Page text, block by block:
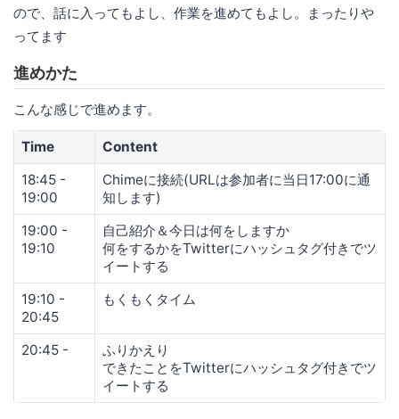
ので、話に入ってもよし、作業を進めてもよし。まったりや
ってます
進めかた
こんな感じで進めます。
Time
Content
18:45 -
19:00
Chimeに接続(URLは参加者に当日17:00に通
知します)
19:00 -
19:10
自己紹介＆今日は何をしますか
何をするかをTwitterにハッシュタグ付きでツ
イートする
19:10 -
20:45
もくもくタイム
20:45 -
ふりかえり
できたことをTwitterにハッシュタグ付きでツ
イートする